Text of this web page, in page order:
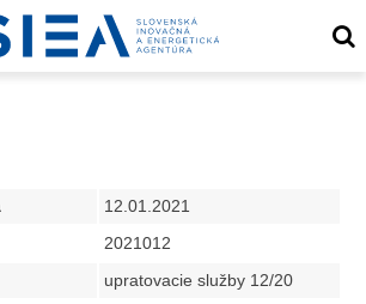
12.01.2021
2021012
upratovacie služby 12/20